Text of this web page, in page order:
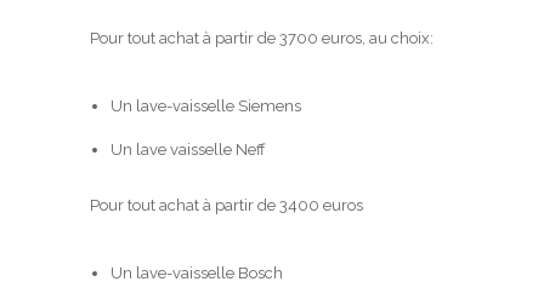
Pour tout achat à partir de 3700 euros, au choix:
Un lave-vaisselle Siemens
Un lave vaisselle Neff
Pour tout achat à partir de 3400 euros
Un lave-vaisselle Bosch